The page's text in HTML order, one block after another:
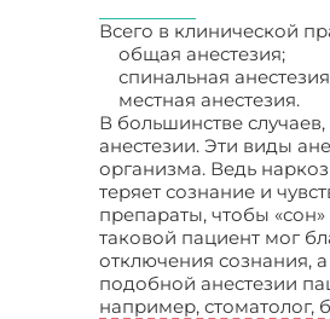
Всего в клинической
общая анестезия;
спинальная
местная анестезия.
В большинстве
анестезии. Эти виды
организма. Ведь
теряет сознание и
препараты, чтобы
таковой пациент мог
отключения сознания,
подобной анестезии
например, стоматолог,